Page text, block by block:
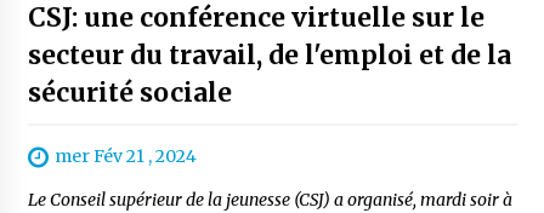
CSJ: une conférence virtuelle sur le
secteur du travail, de l'emploi et de la
sécurité sociale
mer Fév 21 , 2024
Le Conseil supérieur de la jeunesse (CSJ) a organisé, mardi soir à